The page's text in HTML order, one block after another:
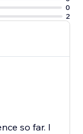
0
2
so far. I